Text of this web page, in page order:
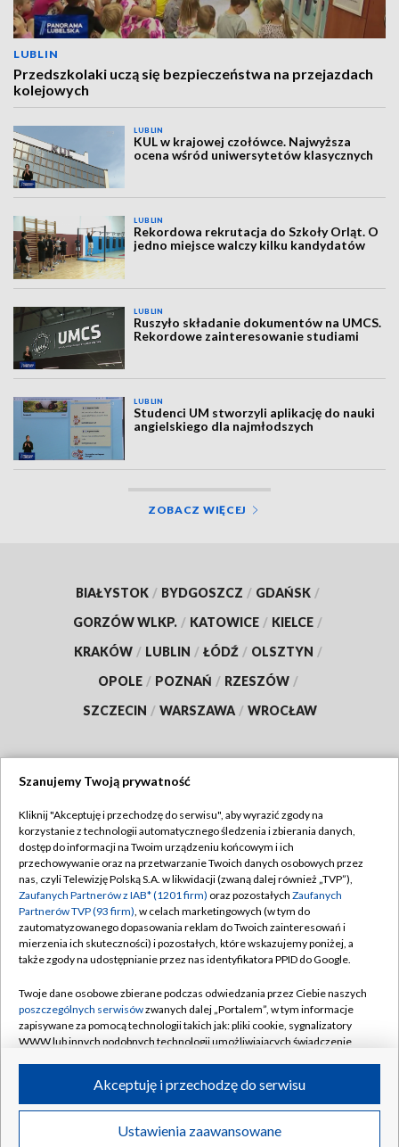
LUBLIN
Przedszkolaki uczą się bezpieczeństwa na przejazdach
kolejowych
LUBLIN
KUL w krajowej czołówce. Najwyższa
ocena wśród uniwersytetów klasycznych
LUBLIN
Rekordowa rekrutacja do Szkoły Orląt. O
jedno miejsce walczy kilku kandydatów
LUBLIN
Ruszyło składanie dokumentów na UMCS.
Rekordowe zainteresowanie studiami
LUBLIN
Studenci UM stworzyli aplikację do nauki
angielskiego dla najmłodszych
ZOBACZ WIĘCEJ
BIAŁYSTOK / BYDGOSZCZ / GDAŃSK /
GORZÓW WLKP. / KATOWICE / KIELCE /
KRAKÓW / LUBLIN / ŁÓDŹ / OLSZTYN /
OPOLE / POZNAŃ / RZESZÓW /
SZCZECIN / WARSZAWA / WROCŁAW
TVP
Abonament TVP
Emisja w TVP
Centrum informacji TVP
Naziemna Telewizja Cyfrowa
Rada Programowa
System NOS
Informacje o nadawcy
Program dla prasy
Regulamin TVP
Polityka prywatności
Moje zgody
Pomoc
Kontakt
Kanały
©2026 Telewizja Polska S.A. w likwidacji
Szanujemy Twoją prywatność
Kliknij "Akceptuję i przechodzę do serwisu", aby wyrazić zgody na
korzystanie z technologii automatycznego śledzenia i zbierania danych,
dostęp do informacji na Twoim urządzeniu końcowym i ich
przechowywanie oraz na przetwarzanie Twoich danych osobowych przez
nas, czyli Telewizję Polską S.A. w likwidacji (zwaną dalej również „TVP”),
Zaufanych Partnerów z IAB* (1201 firm) oraz pozostałych Zaufanych
Partnerów TVP (93 firm), w celach marketingowych (w tym do
zautomatyzowanego dopasowania reklam do Twoich zainteresowań i
mierzenia ich skuteczności) i pozostałych, które wskazujemy poniżej, a
także zgody na udostępnianie przez nas identyfikatora PPID do Google.
Twoje dane osobowe zbierane podczas odwiedzania przez Ciebie naszych
poszczególnych serwisówzwanych dalej „Portalem”, w tym informacje
zapisywane za pomocą technologii takich jak: pliki cookie, sygnalizatory
WWW lub innych podobnych technologii umożliwiających świadczenie
ruchu w Internecie.
Twoje dane osobowe zbierane podczas odwiedzania przez Ciebie
poszczególnych serwisówna Portalu, takie jak adresy IP, identyfikatory
Ustawienia zaawansowane
Akceptuję i przechodzę do serwisu